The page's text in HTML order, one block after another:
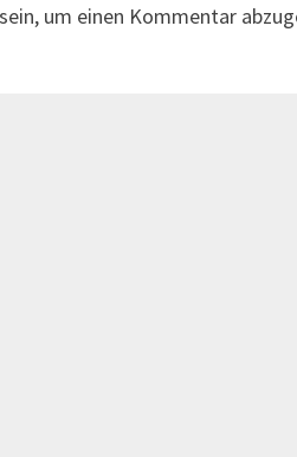
sein, um einen Kommentar